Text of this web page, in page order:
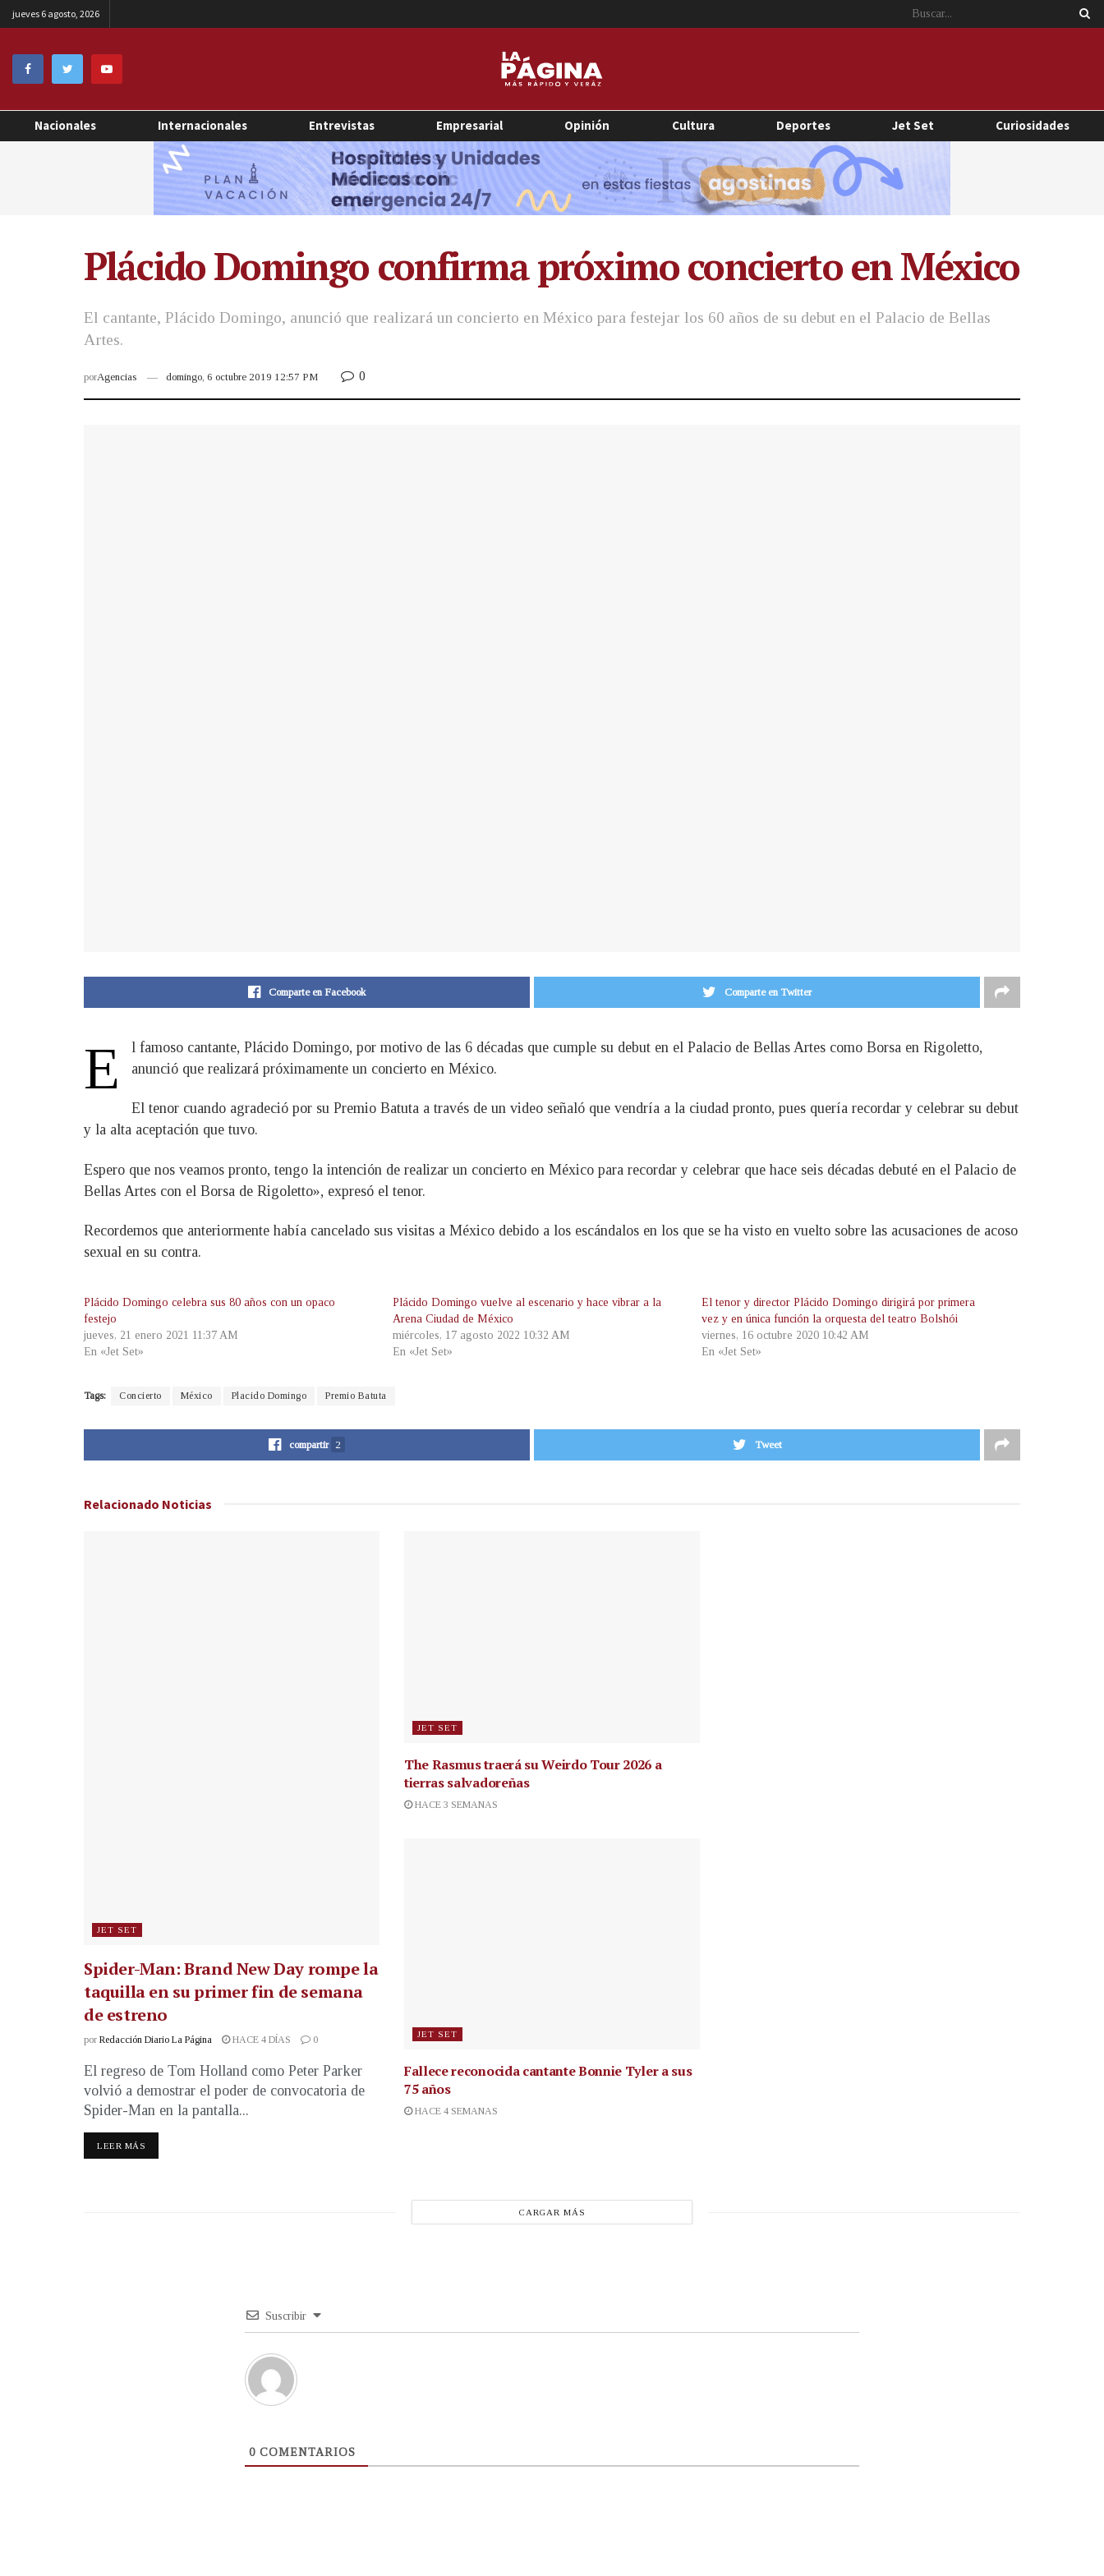
jueves 6 agosto, 2026
Nacionales Internacionales Entrevistas Empresarial Opinión Cultura Deportes Jet Set Curiosidades
Plácido Domingo confirma próximo concierto en México
El cantante, Plácido Domingo, anunció que realizará un concierto en México para festejar los 60 años de su debut en el Palacio de Bellas
Artes.
porAgencias domingo, 6 octubre 2019 12:57 PM 0
Comparte en Facebook Comparte en Twitter
E
l famoso cantante, Plácido Domingo, por motivo de las 6 décadas que cumple su debut en el Palacio de Bellas Artes como Borsa en Rigoletto,
anunció que realizará próximamente un concierto en México.
El tenor cuando agradeció por su Premio Batuta a través de un video señaló que vendría a la ciudad pronto, pues quería recordar y celebrar su debut
y la alta aceptación que tuvo.
Espero que nos veamos pronto, tengo la intención de realizar un concierto en México para recordar y celebrar que hace seis décadas debuté en el Palacio de
Bellas Artes con el Borsa de Rigoletto», expresó el tenor.
Recordemos que anteriormente había cancelado sus visitas a México debido a los escándalos en los que se ha visto en vuelto sobre las acusaciones de acoso
sexual en su contra.
Plácido Domingo celebra sus 80 años con un opaco
festejo
jueves, 21 enero 2021 11:37 AM
En «Jet Set»
Plácido Domingo vuelve al escenario y hace vibrar a la
Arena Ciudad de México
miércoles, 17 agosto 2022 10:32 AM
En «Jet Set»
El tenor y director Plácido Domingo dirigirá por primera
vez y en única función la orquesta del teatro Bolshói
viernes, 16 octubre 2020 10:42 AM
En «Jet Set»
Tags: Concierto México Placido Domingo Premio Batuta
compartir 2 Tweet
Relacionado Noticias
JET SET
Spider-Man: Brand New Day rompe la
taquilla en su primer fin de semana
de estreno
por Redacción Diario La Página HACE 4 DÍAS 0
El regreso de Tom Holland como Peter Parker
volvió a demostrar el poder de convocatoria de
Spider-Man en la pantalla...
LEER MÁS
JET SET
The Rasmus traerá su Weirdo Tour 2026 a
tierras salvadoreñas
HACE 3 SEMANAS
JET SET
Fallece reconocida cantanteBonnie Tyler a sus
75 años
HACE 4 SEMANAS
CARGAR MÁS
Suscribir
0 COMENTARIOS